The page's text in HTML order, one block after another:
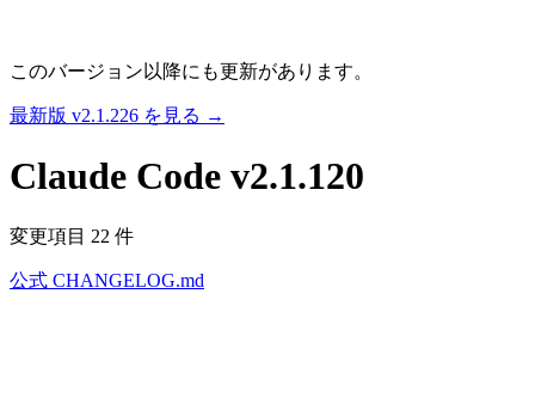
このバージョン以降にも更新があります。
最新版 v2.1.226 を見る →
Claude Code v2.1.120
変更項目 22 件
公式 CHANGELOG.md